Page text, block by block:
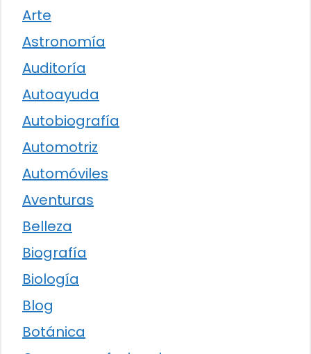
Arte
Astronomía
Auditoría
Autoayuda
Autobiografía
Automotriz
Automóviles
Aventuras
Belleza
Biografía
Biología
Blog
Botánica